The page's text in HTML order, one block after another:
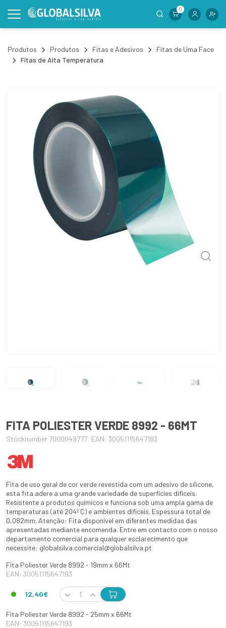
0
Produtos Produtos Fitas e Adesivos
Fitas de Uma Face
Fitas de Alta Temperatura
FITA POLIESTER VERDE 8992 - 66MT
Stocknumber 7000049777 EAN: 30051115647193
Fita de uso geral de cor verde revestida com um adesivo de silicone,
esta fita adere a uma grande variedade de superfícies difíceis.
Resistente a produtos químicos e funciona sob uma ampla gama de
temperaturas (até 204º C) e ambientes difíceis. Espessura total de
0,082mm. Atenção: Fita disponível em diferentes medidas das
apresentadas mediante encomenda. Entre em contacto com o nosso
departamento comercial para qualquer esclarecimento que
necessite: globalsilva.comercial@globalsilva.pt
Fita Poliester Verde 8992 - 19mm x 66Mt
EAN: 30051115647193
12,40€
Fita Poliester Verde 8992 - 25mm x 66Mt
EAN: 30051115647193